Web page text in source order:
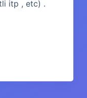
itp , etc) .